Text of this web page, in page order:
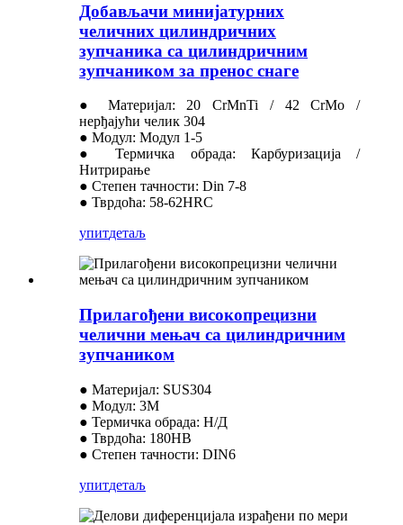
Добављачи минијатурних
челичних цилиндричних
зупчаника са цилиндричним
зупчаником за пренос снаге
● Материјал: 20 CrMnTi / 42 CrMo /
нерђајући челик 304
● Модул: Модул 1-5
● Термичка обрада: Карбуризација /
Нитрирање
● Степен тачности: Din 7-8
● Тврдоћа: 58-62HRC
упитдетаљ
Прилагођени високопрецизни
челични мењач са цилиндричним
зупчаником
● Материјал: SUS304
● Модул: 3M
● Термичка обрада: Н/Д
● Тврдоћа: 180HB
● Степен тачности: DIN6
упитдетаљ